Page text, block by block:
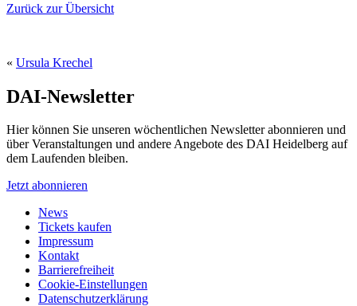
Zurück zur Übersicht
« Ursula Krechel
DAI-Newsletter
Hier können Sie unseren wöchentlichen Newsletter abonnieren und
über Veranstaltungen und andere Angebote des DAI Heidelberg auf
dem Laufenden bleiben.
Jetzt abonnieren
News
Tickets kaufen
Impressum
Kontakt
Barrierefreiheit
Cookie-Einstellungen
Datenschutzerklärung